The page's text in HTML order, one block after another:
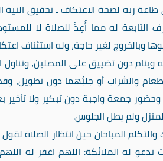
ربه لصحة الاعتكاف ـ تحقيق
التابعة له مما أُعِدَّ للصلاة لا
وبالخروج لغير حاجة، وله استئناف
وينام دون تضييق على المصلين، وتناول
والشراب أو جلبُهما دون تطويل،
جمعة واجبة دون تبكير ولا تأخير
ولم يطل الجلوس.
المباحان حين انتظار الصلاة
تدعو له الملائكة: اللهم اغفر له